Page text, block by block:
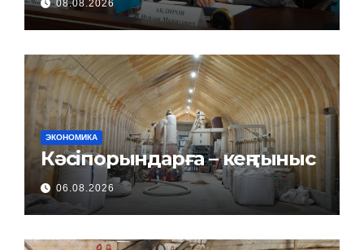
08.08.2026
ЭКОНОМИКА
Кәсіпорындарға – кең тыныс
06.08.2026